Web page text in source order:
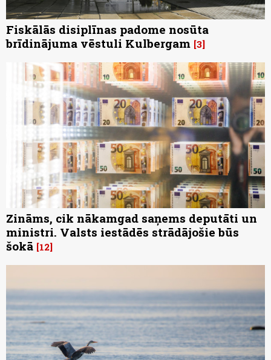
Fiskālās disiplīnas padome nosūta
brīdinājuma vēstuli Kulbergam 3
Zināms, cik nākamgad saņems deputāti un
ministri. Valsts iestādēs strādājošie būs
šokā 12